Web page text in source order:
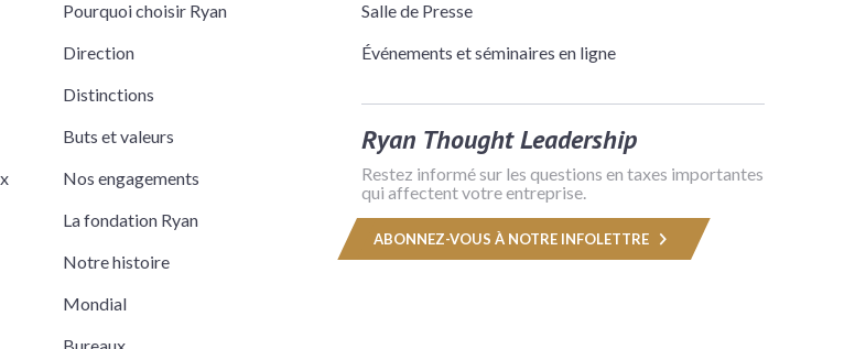
Pourquoi choisir Ryan
Direction
Distinctions
Buts et valeurs
Nos engagements
La fondation Ryan
Notre histoire
Mondial
Salle de Presse
Événements et séminaires en ligne
Ryan Thought Leadership
Restez informé sur les questions en taxes importantes
qui affectent votre entreprise.
ABONNEZ-VOUS À NOTRE INFOLETTRE